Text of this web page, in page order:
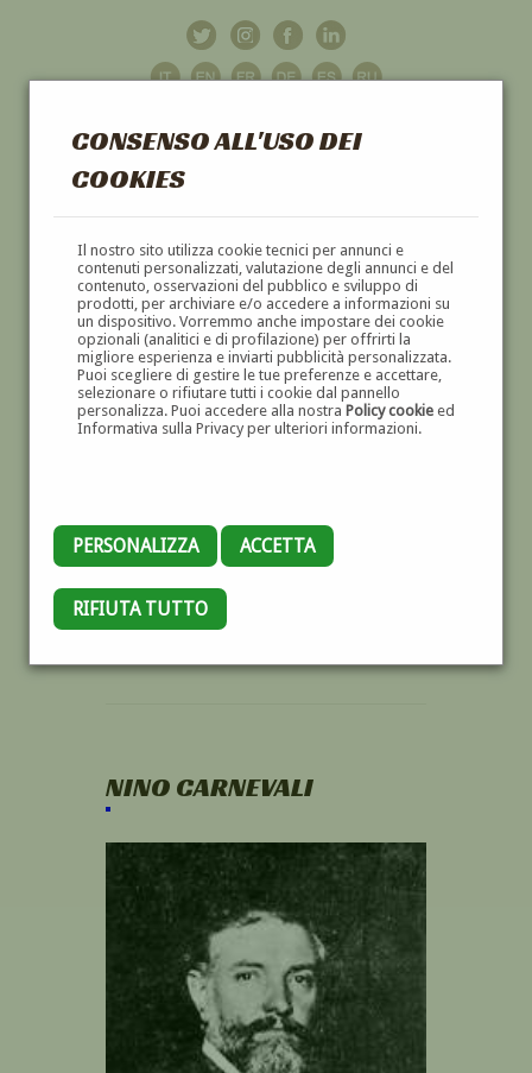
CONSENSO ALL'USO DEI
COOKIES
Il nostro sito utilizza cookie tecnici per annunci e
contenuti personalizzati, valutazione degli annunci e del
contenuto, osservazioni del pubblico e sviluppo di
prodotti, per archiviare e/o accedere a informazioni su
un dispositivo. Vorremmo anche impostare dei cookie
opzionali (analitici e di profilazione) per offrirti la
migliore esperienza e inviarti pubblicità personalizzata.
Puoi scegliere di gestire le tue preferenze e accettare,
selezionare o rifiutare tutti i cookie dal pannello
personalizza. Puoi accedere alla nostra Policy cookieed
Informativa sulla Privacy per ulteriori informazioni.
PERSONALIZZA ACCETTA
RIFIUTA TUTTO
GALLERIAD'ARTE
DIPINTI E SCULTURE '800 E '900
NINO CARNEVALI